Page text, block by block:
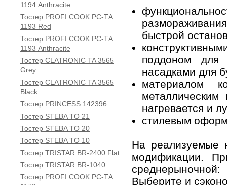
1194 Anthracite
Тостер PROFI COOK PC-TА
1193 Red
Тостер PROFI COOK PC-TА
1193 Anthracite
Тостер CLATRONIC TA 3565
Grey
Тостер CLATRONIC TA 3565
Black
Тостер PRINCESS 142396
Тостер STEBA TO 21
Тостер STEBA TO 20
Тостер STEBA TO 10
Тостер TRISTAR BR-2400 Flat
Тостер TRISTAR BR-1040
Тостер PROFI COOK PC-TА
быстрой
поддоном для
насадками для
материалом
нагревается и
стилевым
На
модификации.
Выберите и